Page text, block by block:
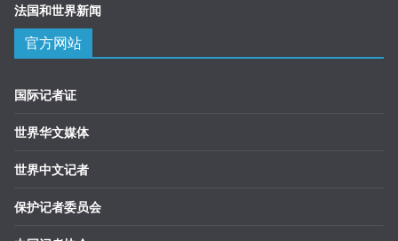
法国和世界新闻
官方网站
国际记者证
世界华文媒体
世界中文记者
保护记者委员会